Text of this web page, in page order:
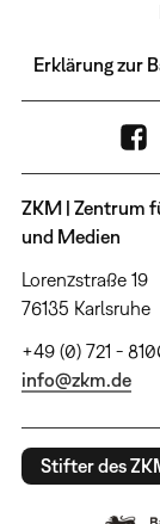
Erklärung zur
ZKM | Zentrum
und Medien
Lorenzstraße 19
76135 Karlsruhe
+49 (0) 721 -
info@zkm.de
Stifter des